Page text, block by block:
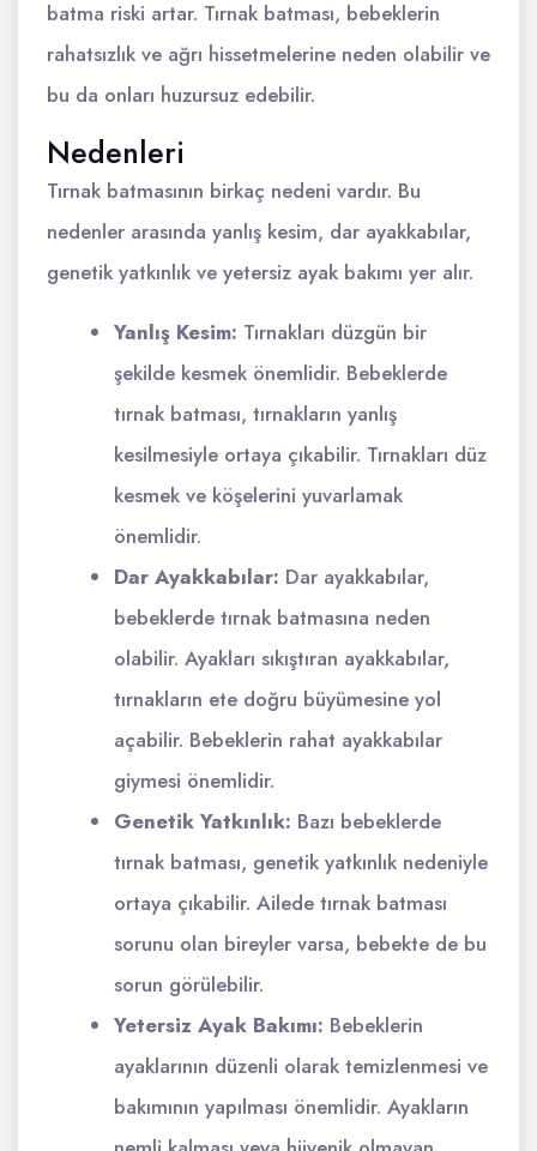
batma riski artar. Tırnak batması, bebeklerin
rahatsızlık ve ağrı hissetmelerine neden olabilir ve
bu da onları huzursuz edebilir.
Nedenleri
Tırnak batmasının birkaç nedeni vardır. Bu
nedenler arasında yanlış kesim, dar ayakkabılar,
genetik yatkınlık ve yetersiz ayak bakımı yer alır.
Yanlış Kesim: Tırnakları düzgün bir
şekilde kesmek önemlidir. Bebeklerde
tırnak batması, tırnakların yanlış
kesilmesiyle ortaya çıkabilir. Tırnakları düz
kesmek ve köşelerini yuvarlamak
önemlidir.
Dar Ayakkabılar: Dar ayakkabılar,
bebeklerde tırnak batmasına neden
olabilir. Ayakları sıkıştıran ayakkabılar,
tırnakların ete doğru büyümesine yol
açabilir. Bebeklerin rahat ayakkabılar
giymesi önemlidir.
Genetik Yatkınlık: Bazı bebeklerde
tırnak batması, genetik yatkınlık nedeniyle
ortaya çıkabilir. Ailede tırnak batması
sorunu olan bireyler varsa, bebekte de bu
sorun görülebilir.
Yetersiz Ayak Bakımı: Bebeklerin
ayaklarının düzenli olarak temizlenmesi ve
bakımının yapılması önemlidir. Ayakların